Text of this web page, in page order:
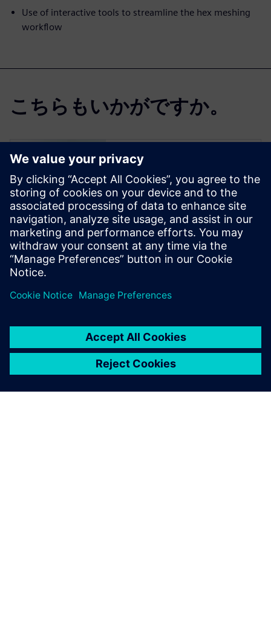
Use of interactive tools to streamline the hex meshing
workflow
こちらもいかがですか。
Simcenter Femap
Free Trial
Simcenter Femap is an
advanced simulation
application for creating,
editing, and inspecting finite
element models of complex
your 30-day free trial today.